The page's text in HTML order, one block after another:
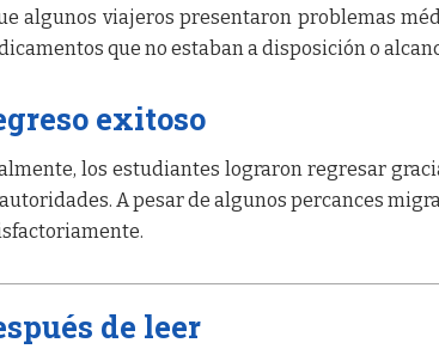
algunos viajeros presentaron problemas
que no estaban a disposición o
exitoso
los estudiantes lograron regresar
A pesar de algunos percances
de leer